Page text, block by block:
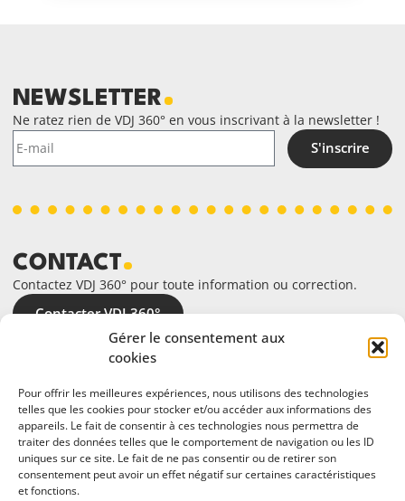
Gérer le consentement aux
cookies
Pour offrir les meilleures expériences, nous utilisons des technologies
telles que les cookies pour stocker et/ou accéder aux informations des
appareils. Le fait de consentir à ces technologies nous permettra de
traiter des données telles que le comportement de navigation ou les ID
uniques sur ce site. Le fait de ne pas consentir ou de retirer son
consentement peut avoir un effet négatif sur certaines caractéristiques
et fonctions.
NEWSLETTER
Ne ratez rien de VDJ 360° en vous inscrivant à la newsletter !
S'inscrire
CONTACT
Contactez VDJ 360° pour toute information ou correction.
Contacter VDJ 360°